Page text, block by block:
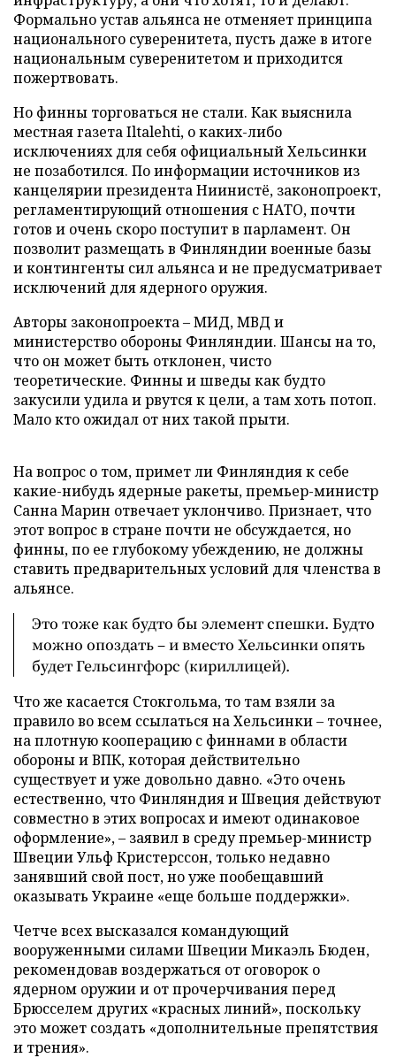
Формально устав альянса не отменяет принципа
национального суверенитета, пусть даже в итоге
национальным суверенитетом и приходится
пожертвовать.
Но финны торговаться не стали. Как выяснила
местная газета Iltalehti, о каких-либо
исключениях для себя официальный Хельсинки
не позаботился. По информации источников из
канцелярии президента Ниинистё, законопроект,
регламентирующий отношения с НАТО, почти
готов и очень скоро поступит в парламент. Он
позволит размещать в Финляндии военные базы
и контингенты сил альянса и не предусматривает
исключений для ядерного оружия.
Авторы законопроекта – МИД, МВД и
министерство обороны Финляндии. Шансы на то,
что он может быть отклонен, чисто
теоретические. Финны и шведы как будто
закусили удила и рвутся к цели, а там хоть потоп.
Мало кто ожидал от них такой прыти.
На вопрос о том, примет ли Финляндия к себе
какие-нибудь ядерные ракеты, премьер-министр
Санна Марин отвечает уклончиво. Признает, что
этот вопрос в стране почти не обсуждается, но
финны, по ее глубокому убеждению, не должны
ставить предварительных условий для членства в
альянсе.
Это тоже как будто бы элемент спешки. Будто
можно опоздать – и вместо Хельсинки опять
будет Гельсингфорс (кириллицей).
Что же касается Стокгольма, то там взяли за
правило во всем ссылаться на Хельсинки – точнее,
на плотную кооперацию с финнами в области
обороны и ВПК, которая действительно
существует и уже довольно давно. «Это очень
естественно, что Финляндия и Швеция действуют
совместно в этих вопросах и имеют одинаковое
оформление», – заявил в среду премьер-министр
Швеции Ульф Кристерссон, только недавно
занявший свой пост, но уже пообещавший
оказывать Украине «еще больше поддержки».
Четче всех высказался командующий
вооруженными силами Швеции Микаэль Бюден,
рекомендовав воздержаться от оговорок о
ядерном оружии и от прочерчивания перед
Брюсселем других «красных линий», поскольку
это может создать «дополнительные препятствия
и трения».